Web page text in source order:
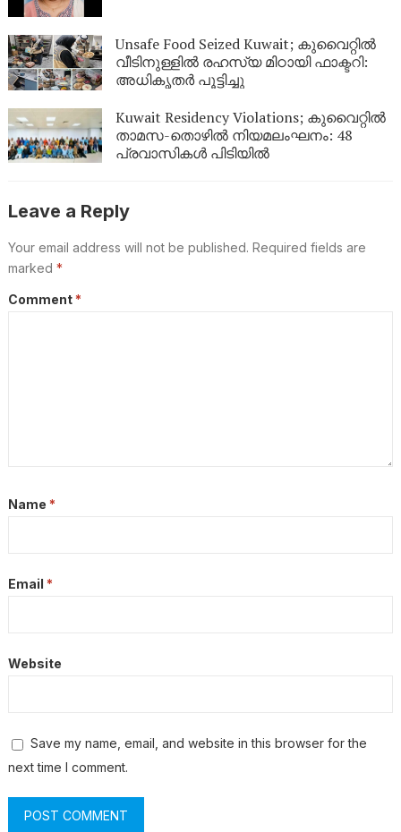
Unsafe Food Seized Kuwait; കുവൈറ്റിൽ
വീടിനുള്ളിൽ രഹസ്യ മിഠായി ഫാക്ടറി:
അധികൃതർ പൂട്ടിച്ചു
Kuwait Residency Violations; കുവൈറ്റിൽ
താമസ-തൊഴിൽ നിയമലംഘനം: 48
പ്രവാസികൾ പിടിയിൽ
Leave a Reply
Your email address will not be published. Required fields are
marked *
Comment *
Name *
Email *
Website
Save my name, email, and website in this browser for the
next time I comment.